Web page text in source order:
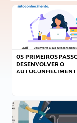
OS PRIMEIROS
DESENVOLVER O